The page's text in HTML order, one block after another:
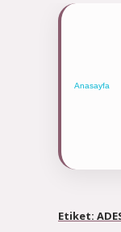
Anasayfa
Etiket: